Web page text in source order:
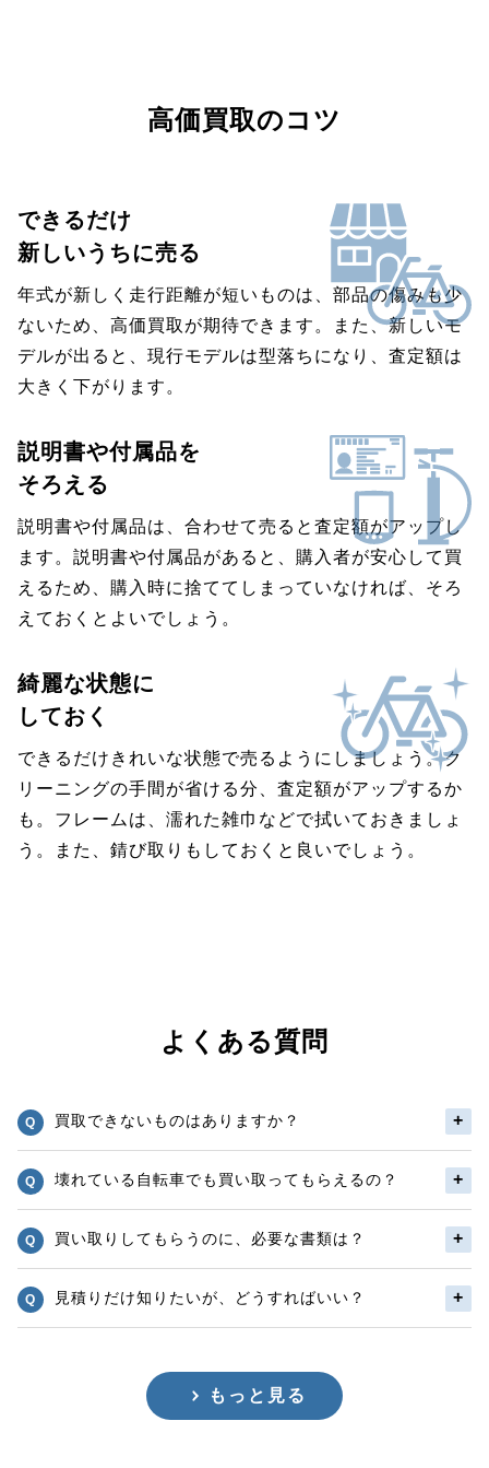
高価買取のコツ
できるだけ
新しいうちに売る
年式が新しく走行距離が短いものは、部品の傷みも少
ないため、高価買取が期待できます。また、新しいモ
デルが出ると、現行モデルは型落ちになり、査定額は
大きく下がります。
説明書や付属品を
そろえる
説明書や付属品は、合わせて売ると査定額がアップし
ます。説明書や付属品があると、購入者が安心して買
えるため、購入時に捨ててしまっていなければ、そろ
えておくとよいでしょう。
綺麗な状態に
しておく
できるだけきれいな状態で売るようにしましょう。ク
リーニングの手間が省ける分、査定額がアップするか
も。フレームは、濡れた雑巾などで拭いておきましょ
う。また、錆び取りもしておくと良いでしょう。
よくある質問
買取できないものはありますか？
壊れている自転車でも買い取ってもらえるの？
買い取りしてもらうのに、必要な書類は？
見積りだけ知りたいが、どうすればいい？
もっと見る